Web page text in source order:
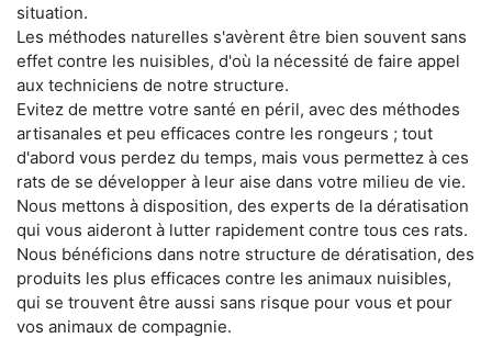
situation.
Les méthodes naturelles s'avèrent être bien souvent sans
effet contre les nuisibles, d'où la nécessité de faire appel
aux techniciens de notre structure.
Evitez de mettre votre santé en péril, avec des méthodes
artisanales et peu efficaces contre les rongeurs ; tout
d'abord vous perdez du temps, mais vous permettez à ces
rats de se développer à leur aise dans votre milieu de vie.
Nous mettons à disposition, des experts de la dératisation
qui vous aideront à lutter rapidement contre tous ces rats.
Nous bénéficions dans notre structure de dératisation, des
produits les plus efficaces contre les animaux nuisibles,
qui se trouvent être aussi sans risque pour vous et pour
vos animaux de compagnie.